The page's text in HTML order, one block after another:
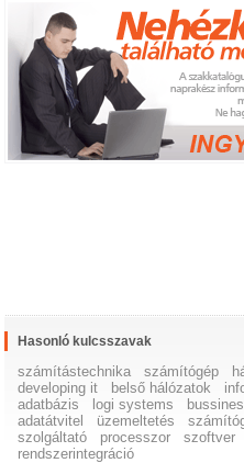
Hasonló kulcsszavak
számítástechnika számítógép
developing it
belső hálózatok
adatbázis
logi systems
adatátvitel
üzemeltetés
szolgáltató
processzor szoftver
rendszerintegráció